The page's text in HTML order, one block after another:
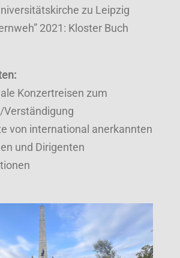
zu Leipzig
2021: Kloster Buch
Konzertreisen zum
von international anerkannten
und Dirigenten